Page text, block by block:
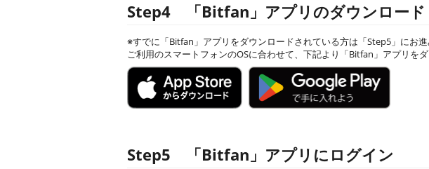
Step4 「Bitfan」アプリのダウンロード
※すでに「Bitfan」アプリをダウンロードされている方は「Step5」にお進
ご利用のスマートフォンのOSに合わせて、下記より「Bitfan」アプリをダ
Step5 「Bitfan」アプリにログイン